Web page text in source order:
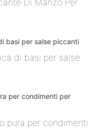
Di Manzo Per
di basi per salse
pura per condimenti